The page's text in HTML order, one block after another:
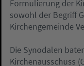
Formulierung der
sowohl der Begriff
Kirchengemeinde
Die Synodalen
Kirchenausschuss